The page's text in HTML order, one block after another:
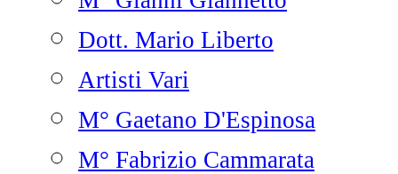
Dott. Mario Liberto
Artisti Vari
M° Gaetano D'Espinosa
M° Fabrizio Cammarata